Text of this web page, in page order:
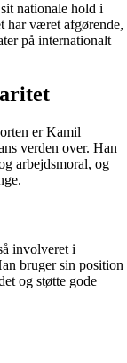
nationale hold i
har været afgørende,
på internationalt
er Kamil
verden over. Han
arbejdsmoral, og
involveret i
bruger sin position
og støtte gode